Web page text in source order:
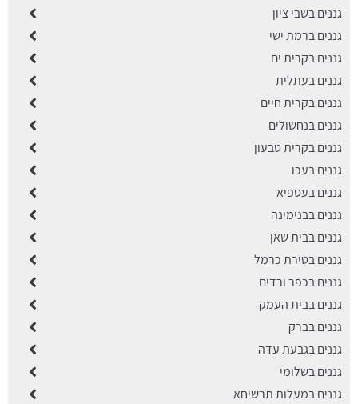
גננים בשבי ציון
גננים ברמת ישי
גננים בקרית ים
גננים בעתלית
גננים בקרית חיים
גננים בנחשולים
גננים בקרית טבעון
גננים בעכו
גננים בעספיא
גננים בבנימינה
גננים בבית שאן
גננים בטירת כרמל
גננים בכפר ורדים
גננים בבית העמק
גננים בברק
גננים בגבעת עדה
גננים בשלומי
גננים במעלות תרשיחא